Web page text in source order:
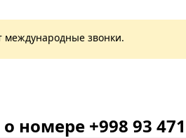
международные звонки.
+998 93